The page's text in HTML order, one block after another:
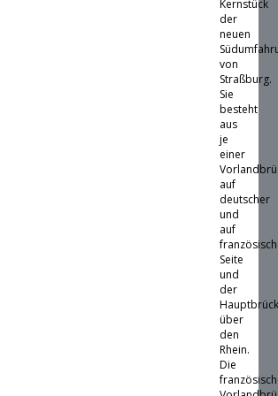
Kernstück
der
neuen
von
Straßburg.
Sie
besteht
aus
je
einer
auf
deutscher
und
auf
Seite
und
der
über
den
Rhein.
Die